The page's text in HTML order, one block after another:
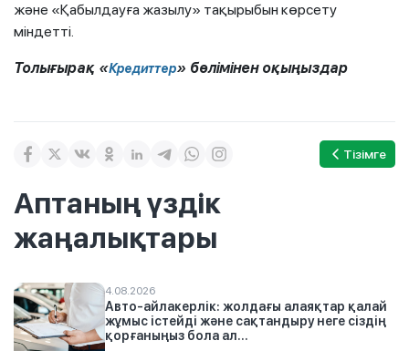
және «Қабылдауға жазылу» тақырыбын көрсету
міндетті.
Толығырақ «Кредиттер» бөлімінен оқыңыздар
Тізімге
Аптаның үздік
жаңалықтары
4.08.2026
Авто-айлакерлік: жолдағы алаяқтар қалай
жұмыс істейді және сақтандыру неге сіздің
қорғаныңыз бола ал...